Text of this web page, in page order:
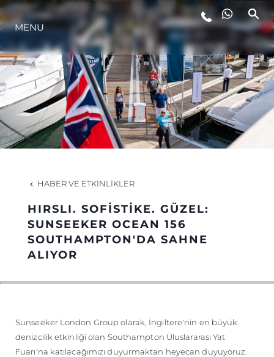
YAŞAM ŞEKLİ
YENILIK
ŞİRKET
MİRAS
TEKNENIZIN PIYASA DEĞERINI
ÖĞRENIN
MENU
HABER VE ETKINLIKLER
HIRSLI. SOFİSTİKE. GÜZEL:
SUNSEEKER OCEAN 156
SOUTHAMPTON'DA SAHNE
ALIYOR
Sunseeker London Group olarak, İngiltere'nin en büyük
denizcilik etkinliği olan Southampton Uluslararası Yat
Fuarı'na katılacağımızı duyurmaktan heyecan duyuyoruz.